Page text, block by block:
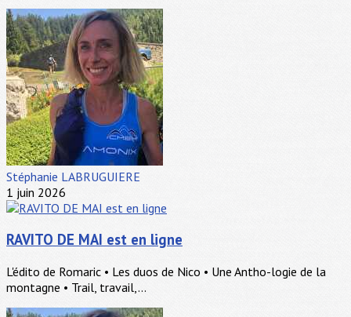
Stéphanie LABRUGUIERE
1 juin 2026
RAVITO DE MAI est en ligne
L'édito de Romaric • Les duos de Nico • Une Antho-logie de la
montagne • Trail, travail,...